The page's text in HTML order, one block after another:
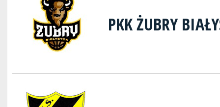
PKK ŻUBRY